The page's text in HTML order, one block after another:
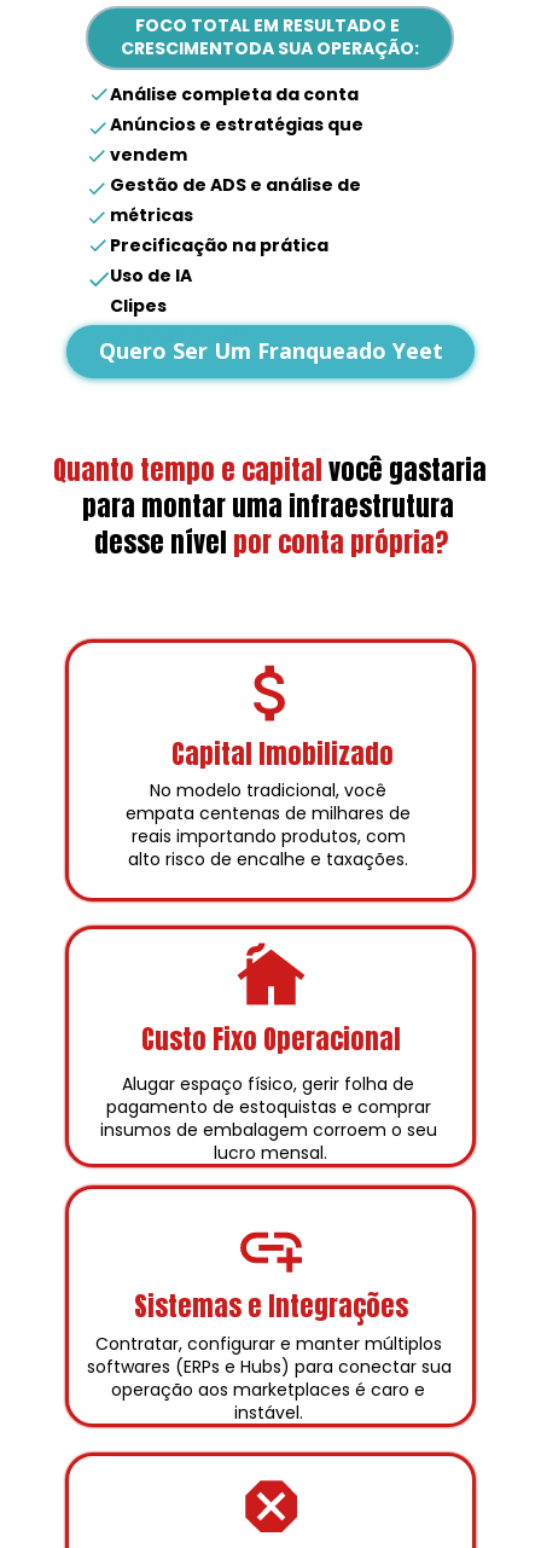
FOCO TOTAL EM RESULTADO E
CRESCIMENTODA SUA OPERAÇÃO:
Análise completa da conta
Anúncios e estratégias que
vendem
Gestão de ADS e análise de
métricas
Precificação na prática
Uso de IA
Clipes
Quero Ser Um Franqueado Yeet
Quanto tempo e capitalvocê gastaria
para montar uma infraestrutura
desse nível por conta própria?
Capital Imobilizado
Custo Fixo Operacional
Sistemas e Integrações
No modelo tradicional, você
empata centenas de milhares de
reais importando produtos, com
alto risco de encalhe e taxações.
Alugar espaço físico, gerir folha de
pagamento de estoquistas e comprar
insumos de embalagem corroem o seu
lucro mensal.
Contratar, configurar e manter múltiplos
softwares (ERPs e Hubs) para conectar sua
operação aos marketplaces é caro e
instável.